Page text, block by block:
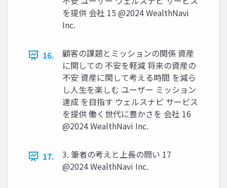
を提供 会社 15 @2024 WealthNavi
Inc.
16.
顧客の課題とミッションの関係 資産
に関しての 不安を軽減 将来の資産の
不安 資産に関して考える時間 を減ら
し⼈⽣を楽しむ ユーザー ミッション
達成 を⽬指す ウェルスナビ サービス
を提供 働く世代に豊かさを 会社 16
@2024 WealthNavi Inc.
17.
3. 筆者の考えと上⻑の問い 17
@2024 WealthNavi Inc.